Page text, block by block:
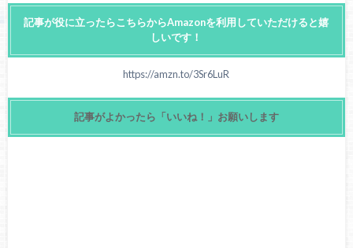
記事が役に立ったらこちらからAmazonを利用していただけると嬉
しいです！
https://amzn.to/3Sr6LuR
記事がよかったら「いいね！」お願いします